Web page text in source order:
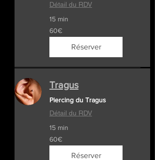
Détail du RDV
15 min
60€
60€
Réserver
Tragus
Piercing du Tragus
Détail du RDV
15 min
60€
60€
Réserver